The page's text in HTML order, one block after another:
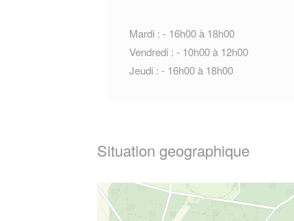
Mardi : - 16h00 à 18h00
Vendredi : - 10h00 à 12h00
Jeudi : - 16h00 à 18h00
Situation geographique